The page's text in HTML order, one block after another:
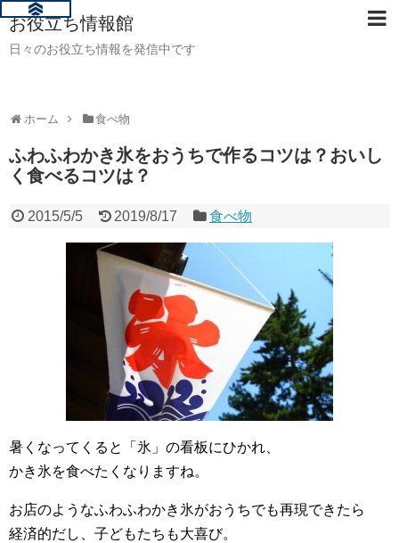
お役立ち情報館
日々のお役立ち情報を発信中です
ホーム 食べ物
ふわふわかき氷をおうちで作るコツは？おいし
く食べるコツは？
2015/5/5 2019/8/17 食べ物
暑くなってくると「氷」の看板にひかれ、
かき氷を食べたくなりますね。
お店のようなふわふわかき氷がおうちでも再現できたら
経済的だし、子どもたちも大喜び。